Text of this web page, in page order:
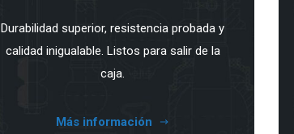
Durabilidad superior, resistencia probada y
calidad inigualable. Listos para salir de la
caja.
Más información